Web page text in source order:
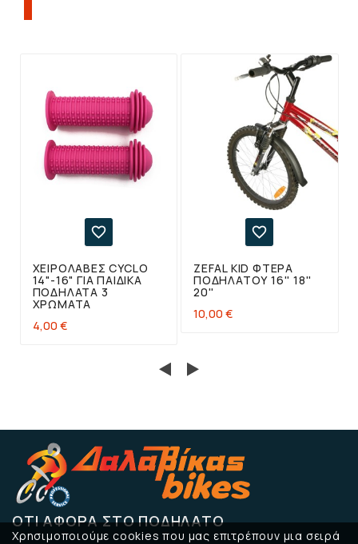
Χρησιμοποιούμε cookies που μας επιτρέπουν μια σειρά

ΧΕΙΡΟΛΑΒΈΣ CYCLO
14"-16" ΓΙΑ ΠΑΙΔΙΚΆ
ΠΟΔΉΛΑΤΑ 3
ΧΡΏΜΑΤΑ
4,00 €

ZEFAL KID ΦΤΕΡΆ
ΠΟΔΗΛΆΤΟΥ 16'' 18''
20''
10,00 €
ΌΤΙ ΑΦΟΡΆ ΣΤΟ ΠΟΔΉΛΑΤΟ